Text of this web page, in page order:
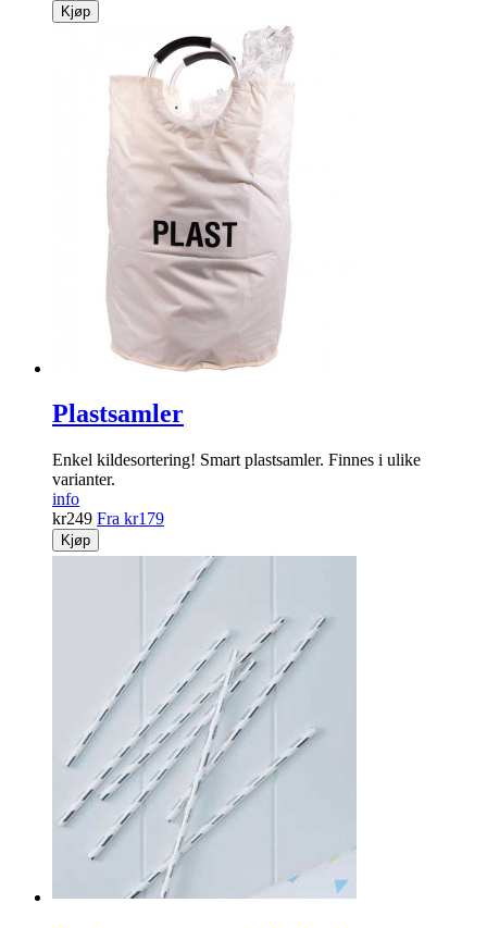
Kjøp
Plastsamler
Enkel kildesortering! Smart plastsamler. Finnes i ulike
varianter.
info
kr249 Fra kr179
Kjøp